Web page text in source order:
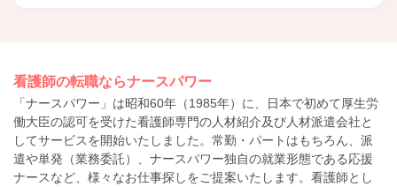
看護師の転職ならナースパワー
「ナースパワー」は昭和60年（1985年）に、日本で初めて厚生労
働大臣の認可を受けた看護師専門の人材紹介及び人材派遣会社と
してサービスを開始いたしました。常勤・パートはもちろん、派
遣や単発（業務委託）、ナースパワー独自の就業形態である応援
ナースなど、様々なお仕事探しをご提案いたします。看護師とし